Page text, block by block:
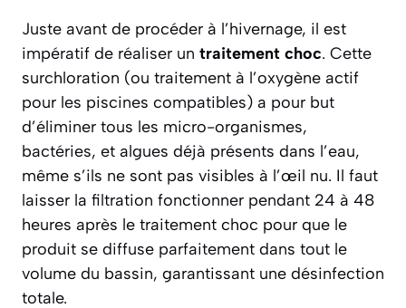
Juste avant de procéder à l’hivernage, il est
impératif de réaliser un traitement choc. Cette
surchloration (ou traitement à l’oxygène actif
pour les piscines compatibles) a pour but
d’éliminer tous les micro-organismes,
bactéries, et algues déjà présents dans l’eau,
même s’ils ne sont pas visibles à l’œil nu. Il faut
laisser la filtration fonctionner pendant 24 à 48
heures après le traitement choc pour que le
produit se diffuse parfaitement dans tout le
volume du bassin, garantissant une désinfection
totale.